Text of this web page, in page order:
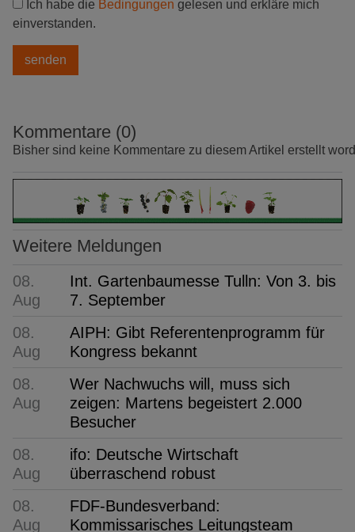
Ich habe die Bedingungen gelesen und erkläre mich
einverstanden.
Kommentare (0)
Bisher sind keine Kommentare zu diesem Artikel erstellt
Weitere Meldungen
08.
Aug
Int. Gartenbaumesse Tulln: Von 3. bis
7. September
08.
Aug
AIPH: Gibt Referentenprogramm für
Kongress bekannt
08.
Aug
Wer Nachwuchs will, muss sich
zeigen: Martens begeistert 2.000
Besucher
08.
Aug
ifo: Deutsche Wirtschaft
überraschend robust
08.
Aug
FDF-Bundesverband:
Kommissarisches Leitungsteam